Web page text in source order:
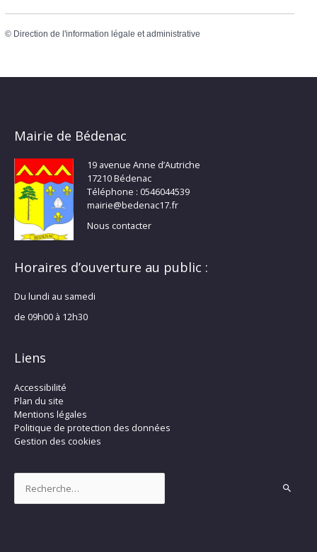
© Direction de l'information légale et administrative
Mairie de Bédenac
19 avenue Anne d’Autriche
17210 Bédenac
Téléphone : 0546044539
mairie@bedenac17.fr
Nous contacter
Horaires d’ouverture au public :
Du lundi au samedi
de 09h00 à 12h30
Liens
Accessibilité
Plan du site
Mentions légales
Politique de protection des données
Gestion des cookies